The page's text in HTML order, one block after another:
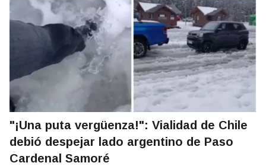
"¡Una puta vergüenza!": Vialidad de Chile
debió despejar lado argentino de Paso
Cardenal Samoré